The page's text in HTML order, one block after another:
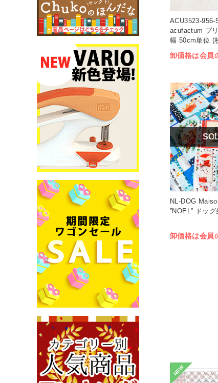
ACU3523-956-
acufactum プ
幅 50cm単位 (
卸価格は会員
NL-DOG
”NOEL” ドッ
卸価格は会員
NEW